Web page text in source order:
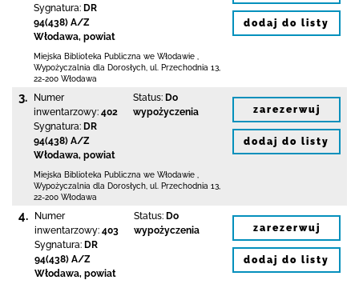
Sygnatura: DR
94(438) A/Z
Włodawa, powiat
Miejska Biblioteka Publiczna we Włodawie
Wypożyczalnia dla Dorosłych, ul. Przechodnia 13
22-200 Włodawa
dodaj do listy
3.
Numer
inwentarzowy: 402
Sygnatura: DR
94(438) A/Z
Włodawa, powiat
Status: Do
wypożyczenia
Miejska Biblioteka Publiczna we Włodawie
Wypożyczalnia dla Dorosłych, ul. Przechodnia 13
22-200 Włodawa
zarezerwuj
dodaj do listy
4.
Numer
inwentarzowy: 403
Sygnatura: DR
94(438) A/Z
Włodawa, powiat
Status: Do
wypożyczenia
zarezerwuj
dodaj do listy